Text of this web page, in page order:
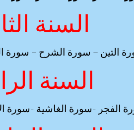
السنة
التين – سورة الشرح –
السنة
الفجر -سورة الغاشية -سورة